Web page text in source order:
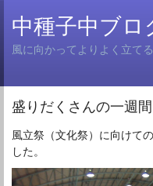
中種子中ブ
風に向かってよりよく立て
盛りだくさんの一週間
風立祭（文化祭）に向けて
した。